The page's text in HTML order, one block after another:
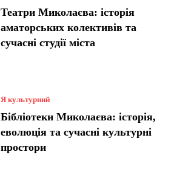
Театри Миколаєва: історія
аматорських колективів та
сучасні студії міста
Я культурний
Бібліотеки Миколаєва: історія,
еволюція та сучасні культурні
простори